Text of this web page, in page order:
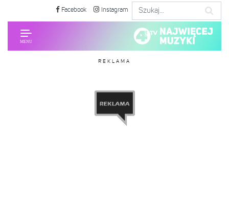
Facebook Instagram
REKLAMA